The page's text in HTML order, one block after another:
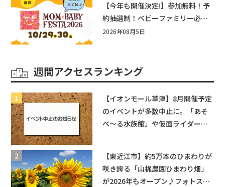
【今年も開催決定!】参加無料！予
約抽選制！ベビーファミリー必見
☆入場無料☆10/29(木)30(金)ママ
2026年08月5日
週間アクセスランキング
【イオンモール草津】8月開催予定
のイベントが多数中止に。「あそ
べ〜る水族館」や仮面ライダーシ
【東近江市】約5万本のひまわりが
咲き誇る「山梶農園ひまわり畑」
が2026年もオープン♪フォトスポ